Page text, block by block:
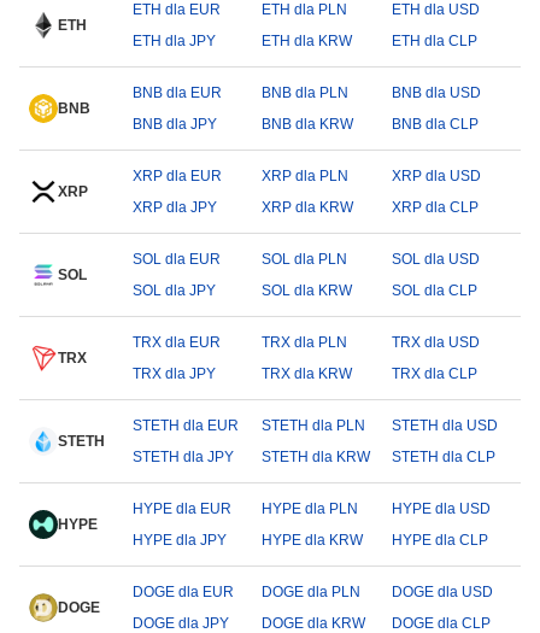
ETH
ETH dla EUR ETH dla PLN
ETH dla USD
ETH dla JPY
ETH dla KRW ETH dla CLP
BNB
BNB dla EUR BNB dla PLN
BNB dla USD
BNB dla JPY
BNB dla KRW BNB dla CLP
XRP
XRP dla EUR XRP dla PLN
XRP dla USD
XRP dla JPY
XRP dla KRW XRP dla CLP
SOL
SOL dla EUR SOL dla PLN
SOL dla USD
SOL dla JPY
SOL dla KRW SOL dla CLP
TRX
TRX dla EUR TRX dla PLN
TRX dla USD
TRX dla JPY
TRX dla KRW TRX dla CLP
STETH
STETH dla EUR STETH dla PLN
STETH dla USD
STETH dla JPY
STETH dla KRW STETH dla CLP
HYPE
HYPE dla EUR HYPE dla PLN
HYPE dla USD
HYPE dla JPY
HYPE dla KRW HYPE dla CLP
DOGE
DOGE dla EUR DOGE dla PLN
DOGE dla USD
DOGE dla JPY
DOGE dla KRW DOGE dla CLP